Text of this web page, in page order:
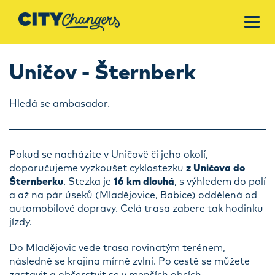
Uničov - Šternberk
Pokud se nacházíte v Uničově či jeho okolí,
doporučujeme vyzkoušet cyklostezku z Uničova do
Šternberku. Stezka je 16 km dlouhá, s výhledem do polí
a až na pár úseků (Mladějovice, Babice) oddělená od
automobilové dopravy. Celá trasa zabere tak hodinku
jízdy.
Do Mladějovic vede trasa rovinatým terénem,
následně se krajina mírně zvlní. Po cestě se můžete
Hledá se ambasador.